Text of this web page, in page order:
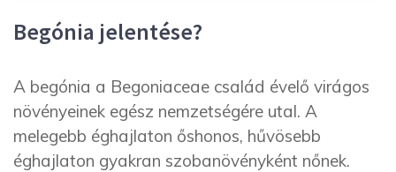
Begónia jelentése?
A begónia a Begoniaceae család évelő virágos
növényeinek egész nemzetségére utal. A
melegebb éghajlaton őshonos, hűvösebb
éghajlaton gyakran szobanövényként nőnek.